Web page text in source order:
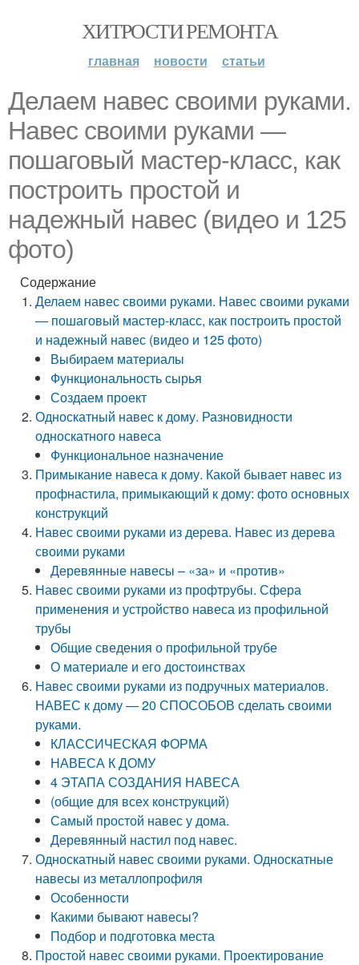
ХИТРОСТИ РЕМОНТА
главная новости статьи
Делаем навес своими руками.
Навес своими руками —
пошаговый мастер-класс, как
построить простой и
надежный навес (видео и 125
фото)
Содержание
Делаем навес своими руками. Навес своими руками
— пошаговый мастер-класс, как построить простой
и надежный навес (видео и 125 фото)
Выбираем материалы
Функциональность сырья
Создаем проект
Односкатный навес к дому. Разновидности
односкатного навеса
Функциональное назначение
Примыкание навеса к дому. Какой бывает навес из
профнастила, примыкающий к дому: фото основных
конструкций
Навес своими руками из дерева. Навес из дерева
своими руками
Деревянные навесы – «за» и «против»
Навес своими руками из профтрубы. Сфера
применения и устройство навеса из профильной
трубы
Общие сведения о профильной трубе
О материале и его достоинствах
Навес своими руками из подручных материалов.
НАВЕС к дому — 20 СПОСОБОВ сделать своими
руками.
КЛАССИЧЕСКАЯ ФОРМА
НАВЕСА К ДОМУ
4 ЭТАПА СОЗДАНИЯ НАВЕСА
(общие для всех конструкций)
Самый простой навес у дома.
Деревянный настил под навес.
Односкатный навес своими руками. Односкатные
навесы из металлопрофиля
Особенности
Какими бывают навесы?
Подбор и подготовка места
Простой навес своими руками. Проектирование